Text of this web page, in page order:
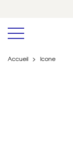
Accueil > Icone